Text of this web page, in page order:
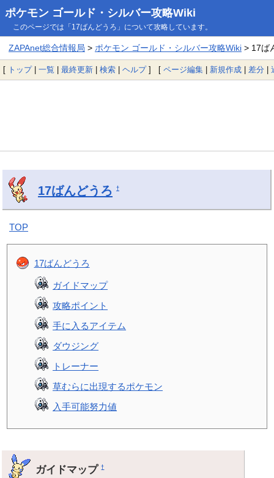
ポケモン ゴールド・シルバー攻略Wiki
このページでは「17ばんどうろ」について攻略しています。
ZAPAnet総合情報局 > ポケモン ゴールド・シルバー攻略Wiki> 17ば
[ トップ| 一覧 | 最終更新 | 検索 | ヘルプ] [ ページ編集 | 新規作成 | 差分 |
17ばんどうろ †
TOP
17ばんどうろ
ガイドマップ
攻略ポイント
手に入るアイテム
ダウジング
トレーナー
草むらに出現するポケモン
入手可能努力値
ガイドマップ†